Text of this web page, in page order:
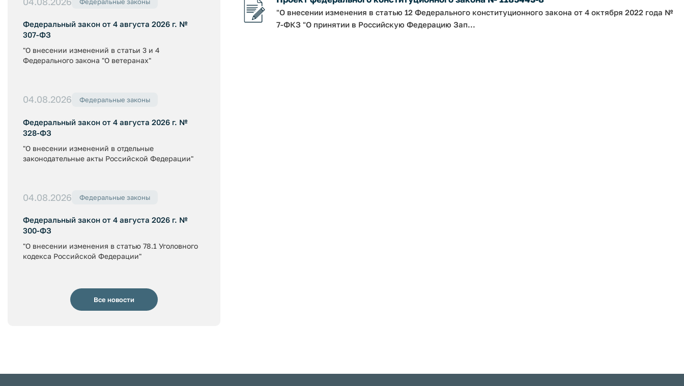
Федеральный закон от 4 августа 2026 г. №
307-ФЗ
"О внесении изменений в статьи 3 и 4
Федерального закона "О ветеранах"
04.08.2026 Федеральные законы
Федеральный закон от 4 августа 2026 г. №
328-ФЗ
"О внесении изменений в отдельные
законодательные акты Российской Федерации"
04.08.2026 Федеральные законы
Федеральный закон от 4 августа 2026 г. №
300-ФЗ
"О внесении изменения в статью 78.1 Уголовного
кодекса Российской Федерации"
Все новости
"О внесении изменения в статью 12 Федерального конституционного закона от 4 октября 2022 года №
7-ФКЗ "О принятии в Российскую Федерацию Зап...